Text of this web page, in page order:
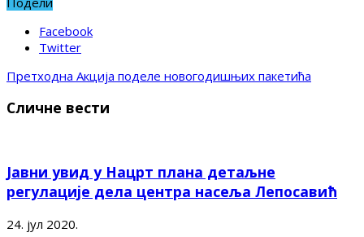
Facebook
Twitter
Претходна Aкција поделе новогодишњих пакетића
Сличне вести
Јавни увид у Нацрт плана детаљне
регулације дела центра насеља Лепосавић
24. јул 2020.